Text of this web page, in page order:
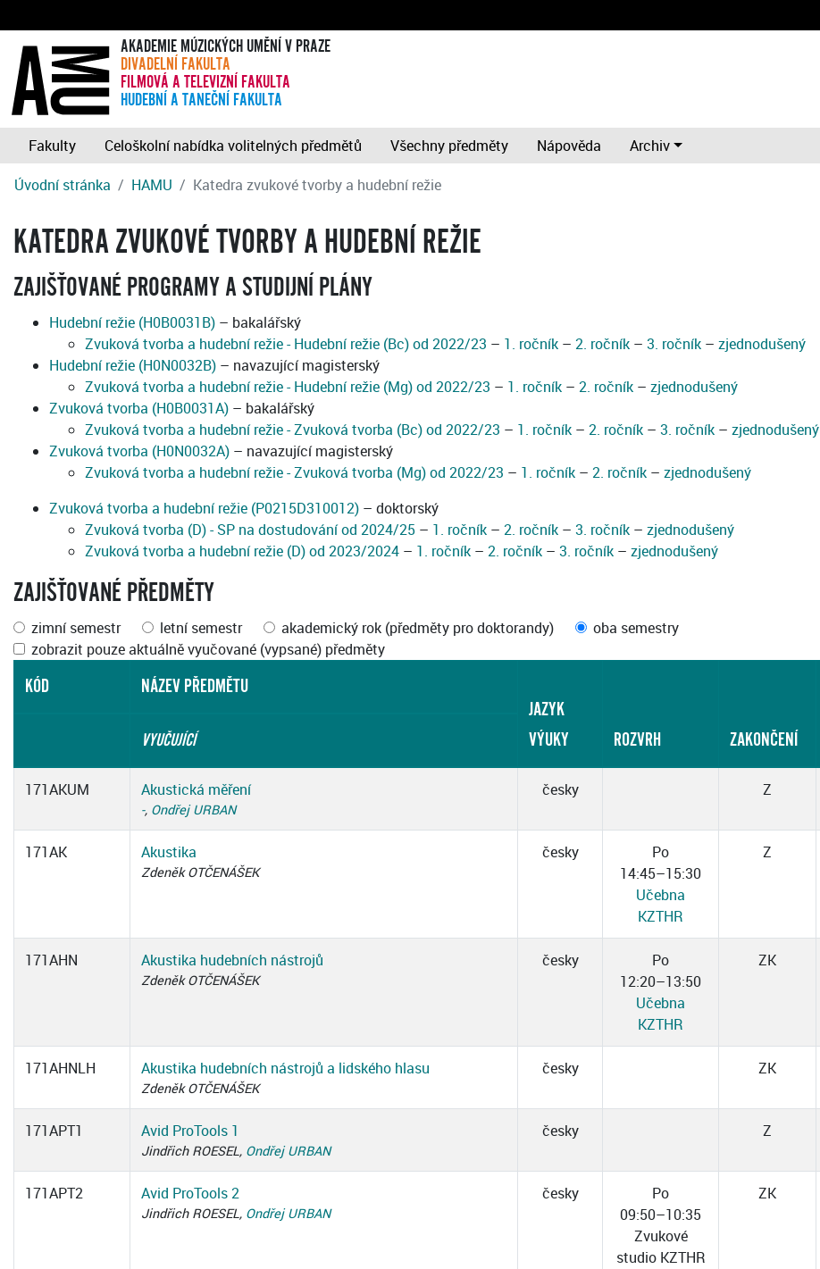
AKADEMIE MÚZICKÝCH UMĚNÍ V PRAZE
DIVADELNÍ FAKULTA
FILMOVÁ A TELEVIZNÍ FAKULTA
HUDEBNÍ A TANEČNÍ FAKULTA
Fakulty Celoškolní nabídka volitelných předmětů Všechny předměty Nápověda
Archiv
Úvodní stránka
HAMU Katedra zvukové tvorby a hudební režie
KATEDRA ZVUKOVÉ TVORBY A HUDEBNÍ REŽIE
ZAJIŠŤOVANÉ PROGRAMY A STUDIJNÍ PLÁNY
Hudební režie (H0B0031B) – bakalářský
Zvuková tvorba a hudební režie - Hudební režie (Bc) od 2022/23 – 1. ročník – 2. ročník – 3. ročník – zjednodušený
Hudební režie (H0N0032B) – navazující magisterský
Zvuková tvorba a hudební režie - Hudební režie (Mg) od 2022/23 – 1. ročník – 2. ročník – zjednodušený
Zvuková tvorba (H0B0031A) – bakalářský
Zvuková tvorba a hudební režie - Zvuková tvorba (Bc) od 2022/23 – 1. ročník – 2. ročník – 3. ročník – zjednodušený
Zvuková tvorba (H0N0032A) – navazující magisterský
Zvuková tvorba a hudební režie - Zvuková tvorba (Mg) od 2022/23 – 1. ročník – 2. ročník – zjednodušený
Zvuková tvorba a hudební režie (P0215D310012) – doktorský
Zvuková tvorba (D) - SP na dostudování od 2024/25 – 1. ročník – 2. ročník – 3. ročník – zjednodušený
Zvuková tvorba a hudební režie (D) od 2023/2024 – 1. ročník – 2. ročník – 3. ročník – zjednodušený
ZAJIŠŤOVANÉ PŘEDMĚTY
zimní semestr letní semestr akademický rok (předměty pro doktorandy)
oba semestry
zobrazit pouze aktuálně vyučované (vypsané) předměty
KÓD
NÁZEV PŘEDMĚTU
JAZYK
VÝUKY
ROZVRH ZAKONČENÍ
VYUČUJÍCÍ
171AKUM Akustická měření
-, Ondřej URBAN
česky Z
171AK Akustika
Zdeněk OTČENÁŠEK
česky
Po
14:45–15:30
Učebna
KZTHR
Z
171AHN Akustika hudebních nástrojů
Zdeněk OTČENÁŠEK
česky
Po
12:20–13:50
Učebna
KZTHR
ZK
171AHNLH Akustika hudebních nástrojů a lidského hlasu
Zdeněk OTČENÁŠEK
česky ZK
171APT1 Avid ProTools 1
Jindřich ROESEL, Ondřej URBAN
česky Z
171APT2 Avid ProTools 2
Jindřich ROESEL, Ondřej URBAN
česky
Po
09:50–10:35
Zvukové
studio KZTHR
ZK